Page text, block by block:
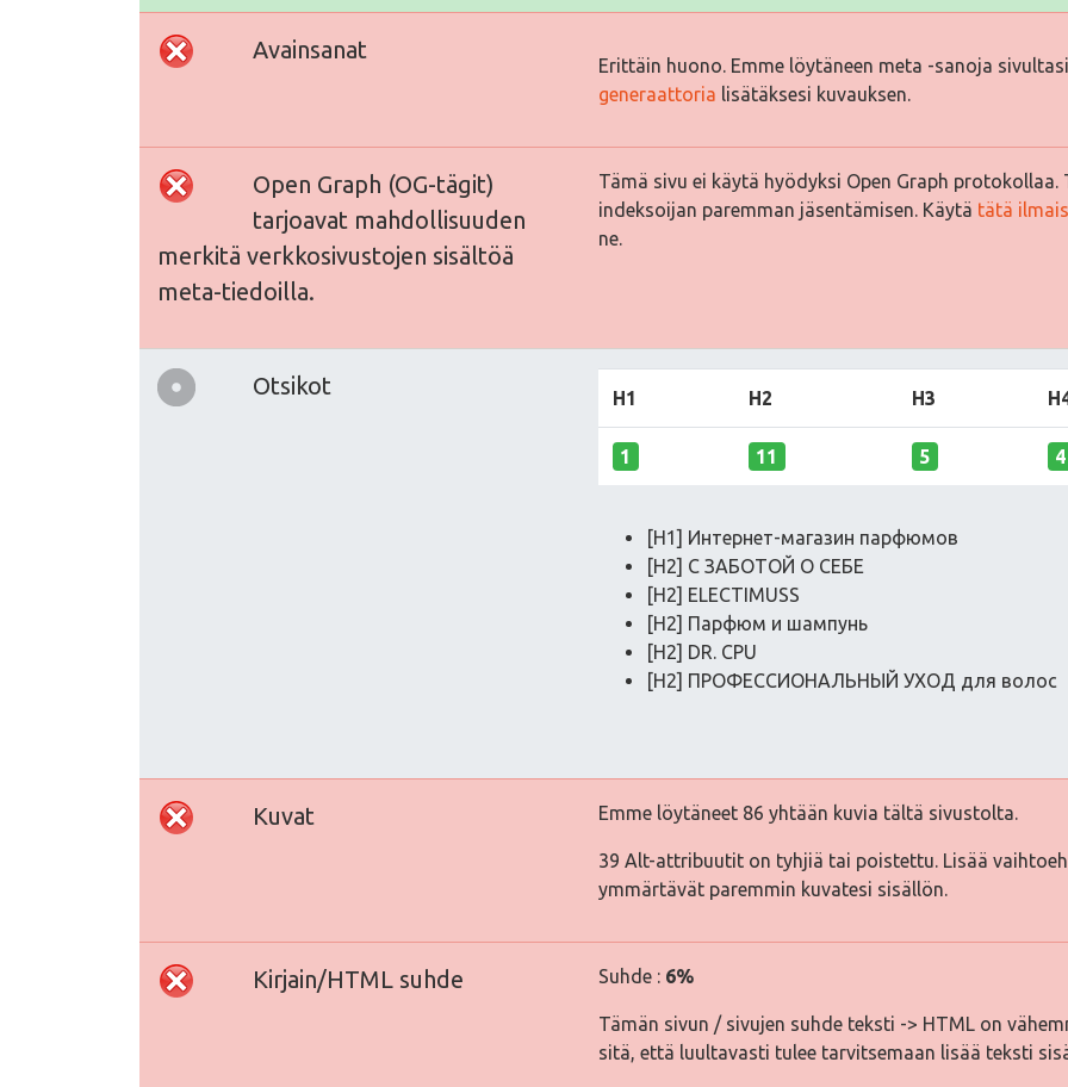
Avainsanat
Erittäin huono. Emme löytäneen meta -sanoja
generaattoria lisätäksesi kuvauksen.
Open Graph (OG-tägit)
tarjoavat mahdollisuuden
merkitä verkkosivustojen sisältöä
meta-tiedoilla.
Tämä sivu ei käytä hyödyksi Open Graph
indeksoijan paremman jäsentämisen. Käytä tätä
ne.
Otsikot H1 H2 H3
1 11 5 4
[H1] Интернет-магазин парфюмов
[H2] С ЗАБОТОЙ О СЕБЕ
[H2] ELECTIMUSS
[H2] Парфюм и шампунь
[H2] DR. CPU
[H2] ПРОФЕССИОНАЛЬНЫЙ УХОД для волос
Kuvat Emme löytäneet 86 yhtään kuvia tältä sivustolta.
39 Alt-attribuutit on tyhjiä tai poistettu. Lisää
ymmärtävät paremmin kuvatesi sisällön.
Kirjain/HTML suhde Suhde : 6%
Tämän sivun / sivujen suhde teksti -> HTML on
sitä, että luultavasti tulee tarvitsemaan lisää teksti